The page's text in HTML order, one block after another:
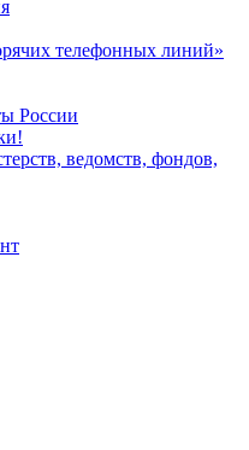
телефонных линий»
России
ведомств, фондов,